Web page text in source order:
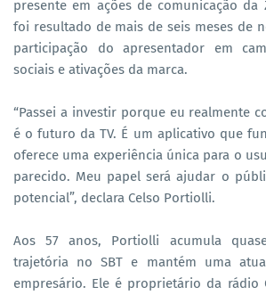
presente em ações de comunicação da
foi resultado de mais de seis meses de
participação do apresentador em
sociais e ativações da marca.
“Passei a investir porque eu realmente
é o futuro da TV. É um aplicativo que
oferece uma experiência única para o
parecido. Meu papel será ajudar o
potencial”, declara Celso Portiolli.
Aos 57 anos, Portiolli acumula
trajetória no SBT e mantém uma
empresário. Ele é proprietário da rádio